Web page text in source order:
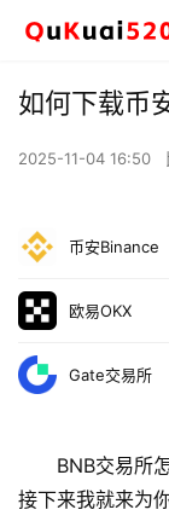
如何下载币
2025-11-04 16:50
币安Binance
欧易OKX
Gate交易所
BNB交易所
接下来我就来为